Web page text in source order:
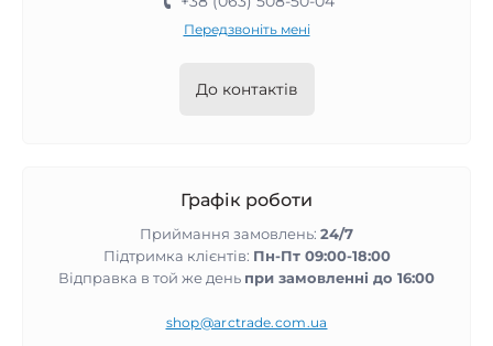
Передзвоніть мені
До контактів
Графік роботи
Приймання замовлень: 24/7
Підтримка клієнтів: Пн-Пт 09:00-18:00
Відправка в той же день при замовленні до 16:00
shop@arctrade.com.ua